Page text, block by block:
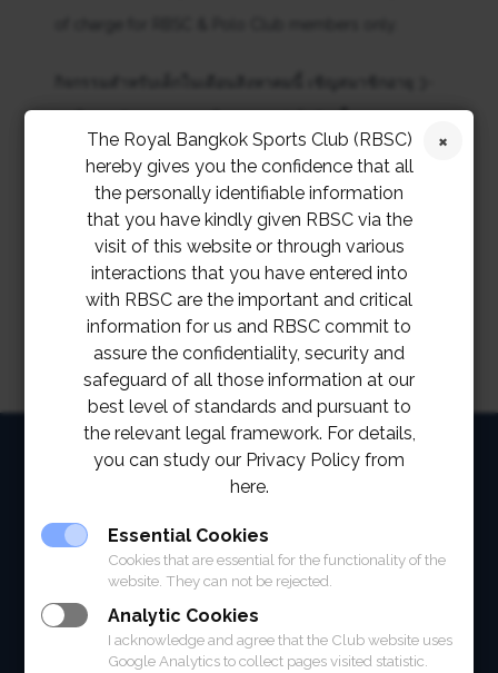
กรุณาสำรองที่นั่งล่วงหน้าที่ 02 028 7272 ต่อ 2129
กิจกรรมไม่มีค่าใช้จ่าย และสำหรับสมาชิกสมาคม
ราชกรีฑาสโมสร และโปโลคลับเท่านั้น
HOME
ABOUT
FACILITIES
SPORTS
RACING
The Royal Bangkok Sports Club (RBSC)
hereby gives you the confidence that all
the personally identifiable information
that you have kindly given RBSC via the
visit of this website or through various
interactions that you have entered into
with RBSC are the important and critical
information for us and RBSC commit to
assure the confidentiality, security and
safeguard of all those information at our
best level of standards and pursuant to
the relevant legal framework. For details,
you can study our Privacy Policy from
here.
Essential Cookies
Cookies that are essential for the functionality of the
website. They can not be rejected.
Analytic Cookies
I acknowledge and agree that the Club website uses
Google Analytics to collect pages visited statistic.